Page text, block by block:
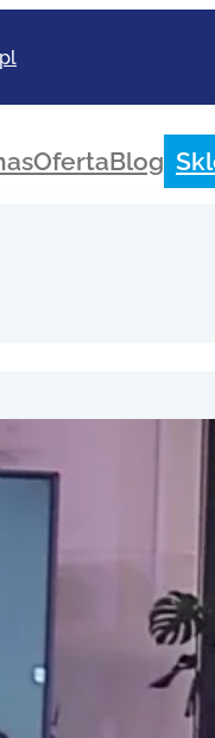
OfertaBlog
16 sierpnia 2023
Popijając
informacje o